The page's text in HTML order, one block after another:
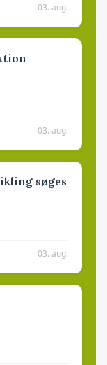
03. aug.
03. aug.
søges
03. aug.